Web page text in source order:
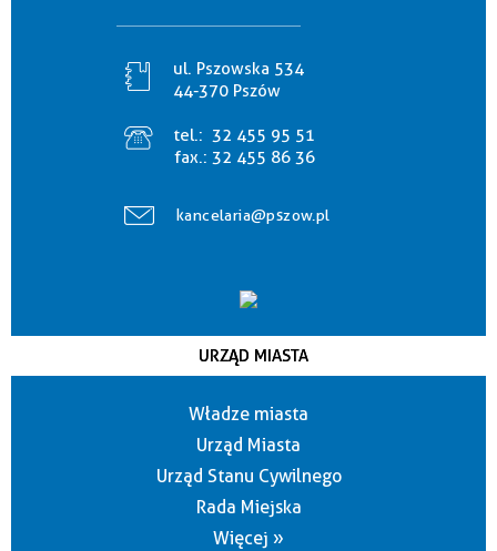
ul. Pszowska 534
44-370 Pszów
tel.: 32 455 95 51
fax.: 32 455 86 36
kancelaria@pszow.pl
URZĄD MIASTA
Władze miasta
Urząd Miasta
Urząd Stanu Cywilnego
Rada Miejska
Więcej »